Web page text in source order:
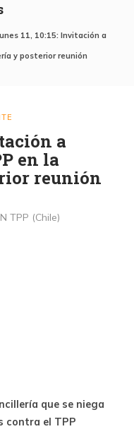
11, 10:15: Invitación a
y posterior reunión
a
en la
reunión
TPP (Chile)
que se niega
contra el TPP